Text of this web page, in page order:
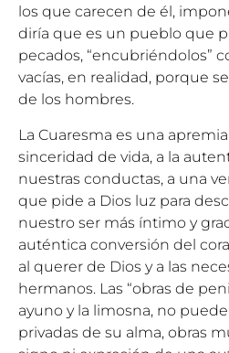
los que carecen de él,
diría que es un pueblo que
pecados, “encubriéndolos”
vacías, en realidad, porque
de los hombres.
La Cuaresma es una
sinceridad de vida, a la
nuestras conductas, a una
que pide a Dios luz para
nuestro ser más íntimo y
auténtica conversión del
al querer de Dios y a las
hermanos. Las “obras de
ayuno y la limosna, no
privadas de su alma, obras